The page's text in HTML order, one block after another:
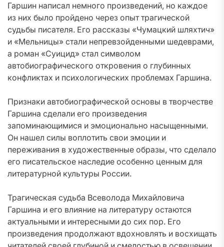
Гаршин написал немного произведений, но каждое
из них было пройдено через опыт трагической
судьбы писателя. Его рассказы «Чумацкий шляхтич»
и «Мельницы» стали непревзойденными шедеврами,
а роман «Суицид» стал символом
автобиографического откровения о глубинных
конфликтах и психологических проблемах Гаршина.
Признаки автобиографической основы в творчестве
Гаршина сделали его произведения
запоминающимися и эмоционально насыщенными.
Он нашел силы воплотить свои эмоции и
переживания в художественные образы, что сделало
его писательское наследие особенно ценным для
литературной культуры России.
Трагическая судьба Всеволода Михайловича
Гаршина и его влияние на литературу остаются
актуальными и интересными до сих пор. Его
произведения продолжают вдохновлять и восхищать